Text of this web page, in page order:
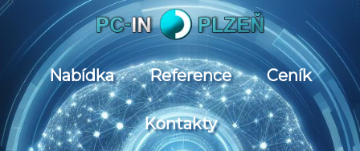
Nabídka Reference Ceník
Kontakty